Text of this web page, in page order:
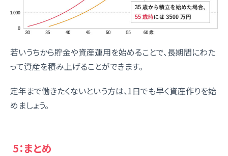
若いうちから貯金や資産運用を始めることで、長期間にわた
って資産を積み上げることができます。
定年まで働きたくないという方は、1日でも早く資産作りを始
めましょう。
5：まとめ